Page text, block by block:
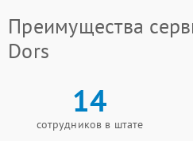
Преимущества
Dors
14
сотрудников в штате